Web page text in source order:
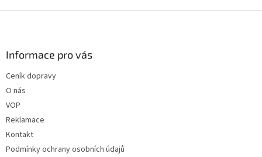
Informace pro vás
Ceník dopravy
O nás
VOP
Reklamace
Kontakt
Podmínky ochrany osobních údajů